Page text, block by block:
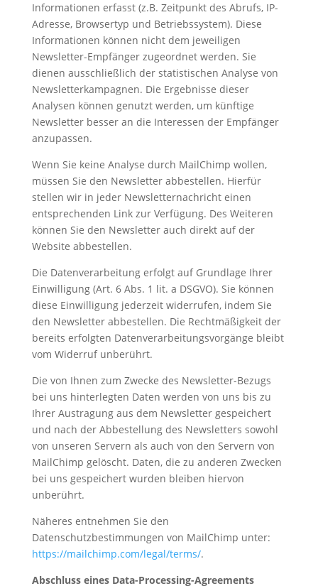
Informationen erfasst (z.B. Zeitpunkt des Abrufs, IP-
Adresse, Browsertyp und Betriebssystem). Diese
Informationen können nicht dem jeweiligen
Newsletter-Empfänger zugeordnet werden. Sie
dienen ausschließlich der statistischen Analyse von
Newsletterkampagnen. Die Ergebnisse dieser
Analysen können genutzt werden, um künftige
Newsletter besser an die Interessen der Empfänger
anzupassen.
Wenn Sie keine Analyse durch MailChimp wollen,
müssen Sie den Newsletter abbestellen. Hierfür
stellen wir in jeder Newsletternachricht einen
entsprechenden Link zur Verfügung. Des Weiteren
können Sie den Newsletter auch direkt auf der
Website abbestellen.
Die Datenverarbeitung erfolgt auf Grundlage Ihrer
Einwilligung (Art. 6 Abs. 1 lit. a DSGVO). Sie können
diese Einwilligung jederzeit widerrufen, indem Sie
den Newsletter abbestellen. Die Rechtmäßigkeit der
bereits erfolgten Datenverarbeitungsvorgänge bleibt
vom Widerruf unberührt.
Die von Ihnen zum Zwecke des Newsletter-Bezugs
bei uns hinterlegten Daten werden von uns bis zu
Ihrer Austragung aus dem Newsletter gespeichert
und nach der Abbestellung des Newsletters sowohl
von unseren Servern als auch von den Servern von
MailChimp gelöscht. Daten, die zu anderen Zwecken
bei uns gespeichert wurden bleiben hiervon
unberührt.
Näheres entnehmen Sie den
Datenschutzbestimmungen von MailChimp unter:
https://mailchimp.com/legal/terms/.
Abschluss eines Data-Processing-Agreements